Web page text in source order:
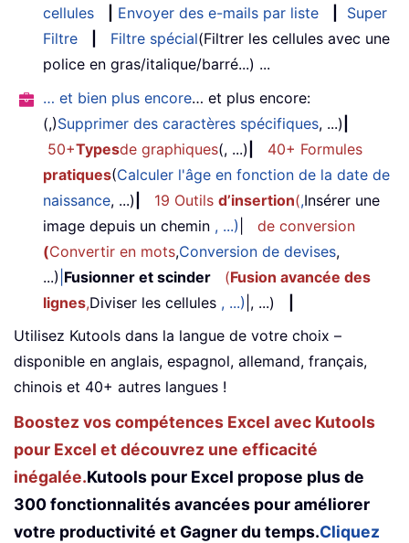
cellules
Envoyer des e-mails par liste
Super
Filtre
Filtre spécial(Filtrer les cellules avec une
police en gras/italique/barré...) ...
… et bien plus encore… et plus encore:
(,)Supprimer des caractères spécifiques, ...)
50+Typesde graphiques(, ...)
40+ Formules
pratiques(Calculer l'âge en fonction de la date de
naissance, ...) 19 Outils d’insertion(,Insérer une
image depuis un chemin , ...)
de conversion
(Convertir en mots,Conversion de devises,
...) Fusionner et scinder (Fusion avancée des
lignes,Diviser les cellules , ...) |, ...)
Utilisez Kutools dans la langue de votre choix –
disponible en anglais, espagnol, allemand, français,
chinois et 40+ autres langues !
Boostez vos compétences Excel avec Kutools
pour Excel et découvrez une efficacité
inégalée.Kutools pour Excel propose plus de
300 fonctionnalités avancées pour améliorer
votre productivité et Gagner du temps.Cliquez